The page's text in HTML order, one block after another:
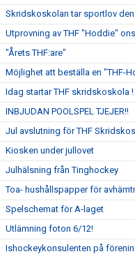
Skridskoskolan tar sportlov
Utprovning av THF "Hoddie"
"Årets THF:are"
Möjlighet att beställa en "THF-
Idag startar THF skridskoskola !
INBJUDAN POOLSPEL TJEJER!!
Jul avslutning för THF
Kiosken under jullovet
Julhälsning från Tinghockey
Toa- hushållspapper för
Spelschemat för A-laget
Utlämning foton 6/12!
Ishockeykonsulenten på